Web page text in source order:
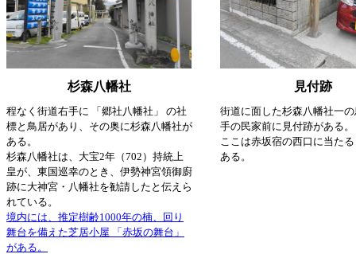
杉森八幡社 見付跡
程なく街道右手に 「郷社八幡社」 の社
標と鳥居があり、その奥に杉森八幡社が
ある。
杉森八幡社は、大宝2年（702）持統上
皇が、東国巡幸のとき、伊勢神宮領御廚
跡に大神宮・八幡社を勧請したと伝えら
れている。
境内には、推定樹齢1000年の楠、回り
舞台を備えた芝居小屋 「赤坂の舞台」
がある。
街道に面した杉森八幡社一
手の民家前に見付跡がある。
ここは赤坂宿の西口に当た
ある。